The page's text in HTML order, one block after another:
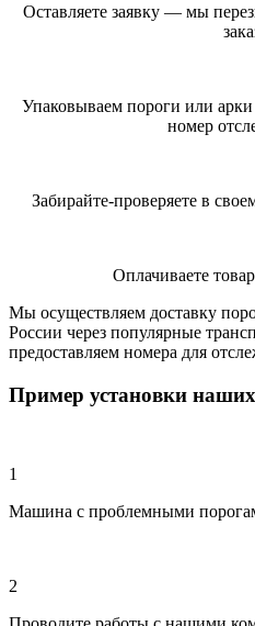
Оставляете заявку — мы
Упаковываем пороги или
номер
Забирайте-проверяете в
Оплачиваете
Мы осуществляем доставку
России через популярные
предоставляем номера для
Пример установки наших
1
Машина с проблемными
2